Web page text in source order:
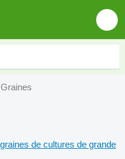
Graines
graines de cultures de grande